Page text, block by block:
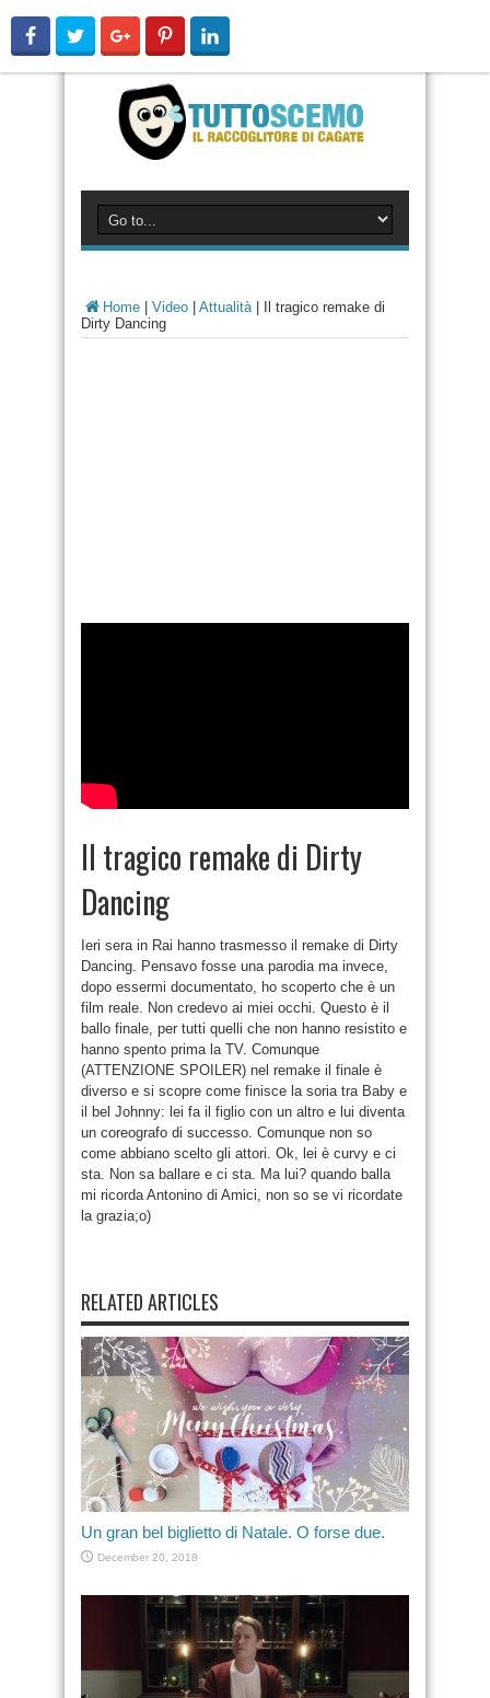
Home Video Attualità|
Il tragico remake di
Dirty Dancing
Il tragico remake di Dirty
Dancing
Ieri sera in Rai hanno trasmesso il remake di Dirty
Dancing. Pensavo fosse una parodia ma invece,
dopo essermi documentato, ho scoperto che è un
film reale. Non credevo ai miei occhi. Questo è il
ballo finale, per tutti quelli che non hanno resistito e
hanno spento prima la TV. Comunque
(ATTENZIONE SPOILER) nel remake il finale è
diverso e si scopre come finisce la soria tra Baby e
il bel Johnny: lei fa il figlio con un altro e lui diventa
un coreografo di successo. Comunque non so
come abbiano scelto gli attori. Ok, lei è curvy e ci
sta. Non sa ballare e ci sta. Ma lui? quando balla
mi ricorda Antonino di Amici, non so se vi ricordate
la grazia;o)
RELATED ARTICLES
Un gran bel biglietto di Natale. O forse due.
December 20, 2018